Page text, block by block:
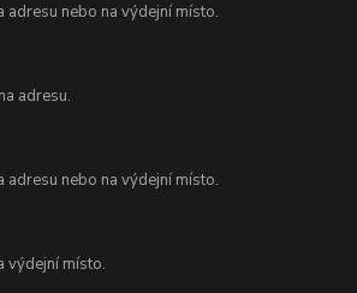
adresu nebo na výdejní místo.
adresu.
adresu nebo na výdejní místo.
výdejní místo.